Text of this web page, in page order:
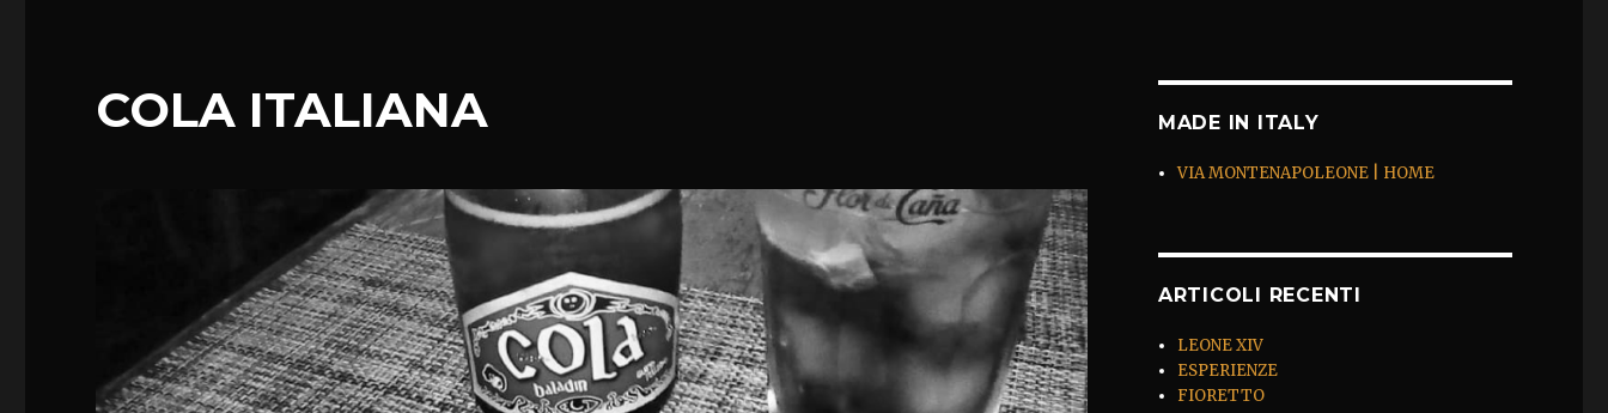
COLA ITALIANA MADE IN ITALY
VIA MONTENAPOLEONE | HOME
ARTICOLI RECENTI
LEONE XIV
ESPERIENZE
FIORETTO